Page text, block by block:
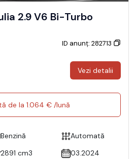
2.9 V6 Bi-Turbo
ID anunț: 282713
Vezi detalii
de la 1.064 € /lună
Benzină
Automată
2891 cm3 03.2024